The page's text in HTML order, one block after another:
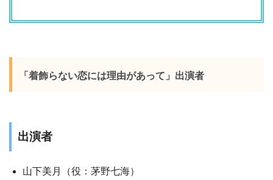
「着飾らない恋には理由があって」出演者
出演者
山下美月（役：茅野七海）